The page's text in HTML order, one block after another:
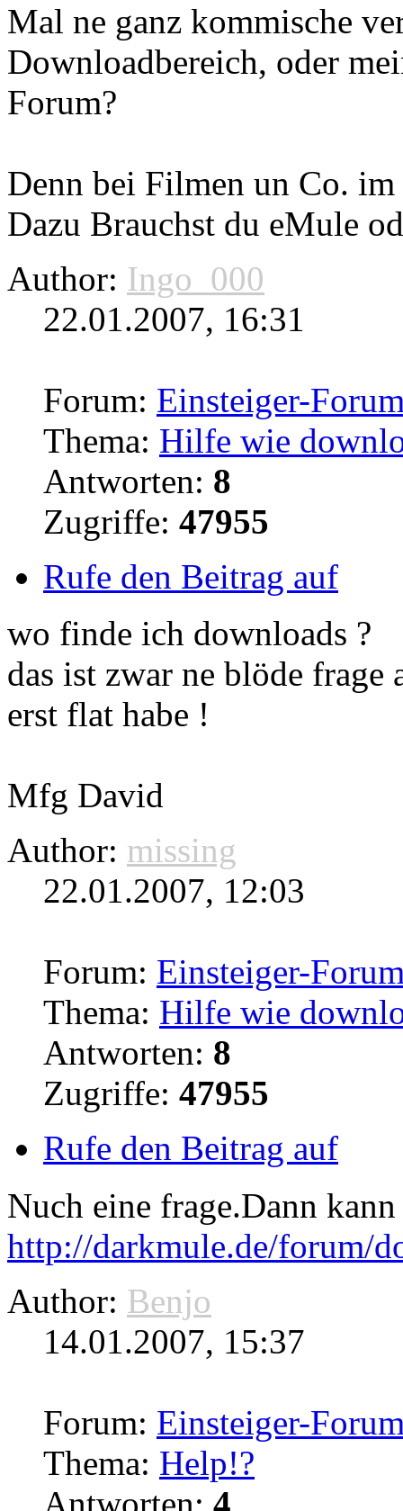
Mal ne ganz kommische
Downloadbereich, oder
Forum?
Denn bei Filmen un Co.
Dazu Brauchst du eMule
Author: Ingo_000
22.01.2007, 16:31
Forum: Einsteiger-
Thema: Hilfe wie
Antworten: 8
Zugriffe: 47955
Rufe den Beitrag auf
wo finde ich downloads ?
das ist zwar ne blöde
erst flat habe !
Mfg David
Author: missing
22.01.2007, 12:03
Forum: Einsteiger-
Thema: Hilfe wie
Antworten: 8
Zugriffe: 47955
Rufe den Beitrag auf
Nuch eine frage.Dann
http://darkmule.de/forum/
Author: Benjo
14.01.2007, 15:37
Forum: Einsteiger-
Thema: Help!?